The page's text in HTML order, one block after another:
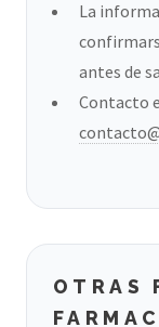
La
antes de
Contacto
OTRAS